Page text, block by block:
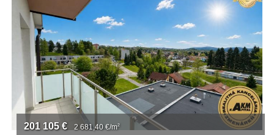
201 105 € 2 681,40 €/m2